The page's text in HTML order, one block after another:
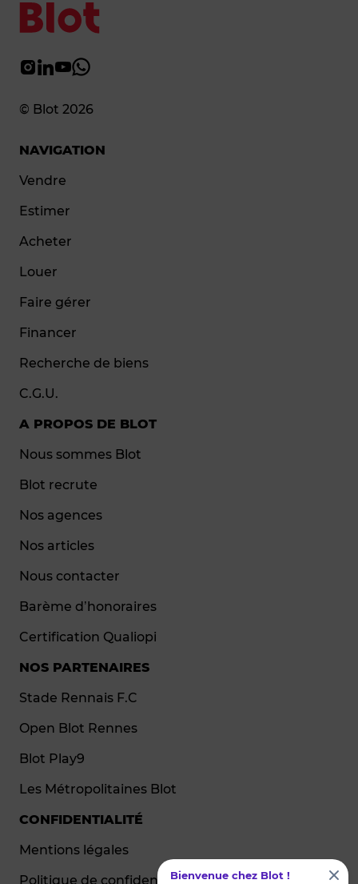
© Blot 2026
NAVIGATION
Vendre
Estimer
Acheter
Louer
Faire gérer
Financer
Recherche de biens
C.G.U.
A PROPOS DE BLOT
Nous sommes Blot
Blot recrute
Nos agences
Nos articles
Nous contacter
Barème d’honoraires
Certification Qualiopi
NOS PARTENAIRES
Stade Rennais F.C
Open Blot Rennes
Blot Play9
Les Métropolitaines Blot
CONFIDENTIALITÉ
Mentions légales
Politique de confidentialitéBienvenue chez Blot !